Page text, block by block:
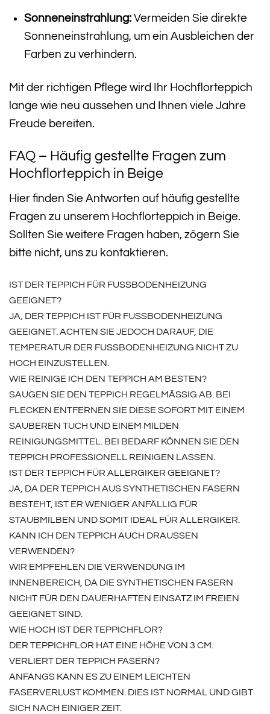
Sonneneinstrahlung:Vermeiden Sie direkte
Sonneneinstrahlung, um ein Ausbleichen der
Farben zu verhindern.
Mit der richtigen Pflege wird Ihr Hochflorteppich
lange wie neu aussehen und Ihnen viele Jahre
Freude bereiten.
FAQ – Häufig gestellte Fragen zum
Hochflorteppich in Beige
Hier finden Sie Antworten auf häufig gestellte
Fragen zu unserem Hochflorteppich in Beige.
Sollten Sie weitere Fragen haben, zögern Sie
bitte nicht, uns zu kontaktieren.
IST DER TEPPICH FÜR FUSSBODENHEIZUNG G
EEIGNET?
JA, DER TEPPICH IST FÜR FUSSBODENHEIZUNG G
EEIGNET. ACHTEN SIE JEDOCH DARAUF, DIE T
EMPERATUR DER FUSSBODENHEIZUNG NICHT ZU HO
CH EINZUSTELLEN.
WIE REINIGE ICH DEN TEPPICH AM BESTEN?
SAUGEN SIE DEN TEPPICH REGELMÄSSIG AB. BEI F
LECKEN ENTFERNEN SIE DIESE SOFORT MIT EINEM S
AUBEREN TUCH UND EINEM MILDEN R
EINIGUNGSMITTEL. BEI BEDARF KÖNNEN SIE DEN T
EPPICH PROFESSIONELL REINIGEN LASSEN.
IST DER TEPPICH FÜR ALLERGIKER GEEIGNET?
JA, DA DER TEPPICH AUS SYNTHETISCHEN FASERN
BESTEHT, IST ER WENIGER ANFÄLLIG FÜR
STAUBMILBEN UND SOMIT IDEAL FÜR ALLERGIKER.
KANN ICH DEN TEPPICH AUCH DRAUSSEN V
ERWENDEN?
WIR EMPFEHLEN DIE VERWENDUNG IM
INNENBEREICH, DA DIE SYNTHETISCHEN FASERN
NICHT FÜR DEN DAUERHAFTEN EINSATZ IM FREIEN
GEEIGNET SIND.
WIE HOCH IST DER TEPPICHFLOR?
DER TEPPICHFLOR HAT EINE HÖHE VON 3 CM.
VERLIERT DER TEPPICH FASERN?
ANFANGS KANN ES ZU EINEM LEICHTEN
FASERVERLUST KOMMEN. DIES IST NORMAL UND GIBT
SICH NACH EINIGER ZEIT.